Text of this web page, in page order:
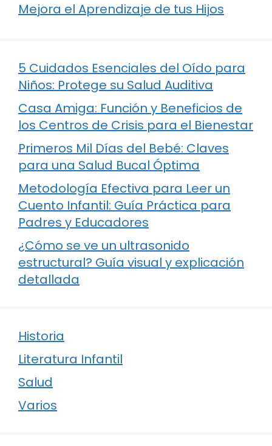
Mejora el Aprendizaje de tus Hijos
5 Cuidados Esenciales del Oído para
Niños: Protege su Salud Auditiva
Casa Amiga: Función y Beneficios de
los Centros de Crisis para el Bienestar
Primeros Mil Días del Bebé: Claves
para una Salud Bucal Óptima
Metodología Efectiva para Leer un
Cuento Infantil: Guía Práctica para
Padres y Educadores
¿Cómo se ve un ultrasonido
estructural? Guía visual y explicación
detallada
Historia
Literatura Infantil
Salud
Varios